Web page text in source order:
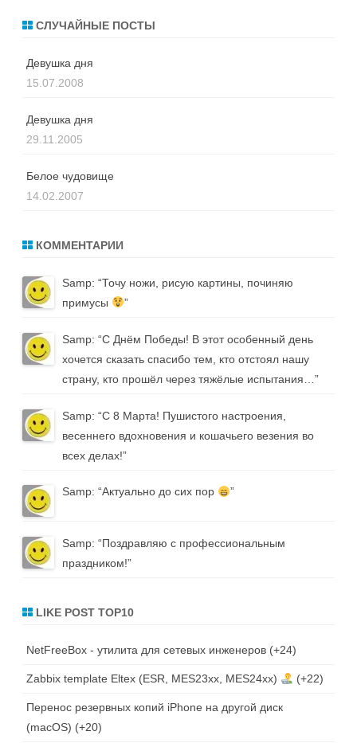
СЛУЧАЙНЫЕ ПОСТЫ
Девушка дня
15.07.2008
Девушка дня
29.11.2005
Белое чудовище
14.02.2007
КОММЕНТАРИИ
Samp: “Точу ножи, рисую картины, починяю
примусы
”
Samp: “С Днём Победы! В этот особенный день
хочется сказать спасибо тем, кто отстоял нашу
страну, кто прошёл через тяжёлые испытания… ”
Samp: “С 8 Марта! Пушистого настроения,
весеннего вдохновения и кошачьего везения во
всех делах!”
Samp: “Актуально до сих пор ”
Samp: “Поздравляю с профессиональным
праздником!”
LIKE POST TOP10
NetFreeBox - утилита для сетевых инженеров +24
Zabbix template Eltex (ESR, MES23xx, MES24xx) +22
Перенос резервных копий iPhone на другой диск
(macOS)
+20